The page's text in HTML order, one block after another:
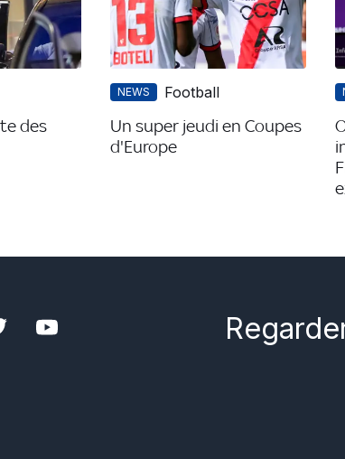
des
NEWS Football
Un super jeudi en Coupes
d'Europe